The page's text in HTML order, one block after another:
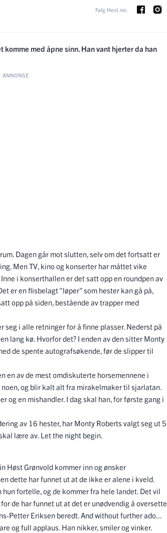
Følg Hest.no:
med åpne sinn. Han vant hjerter da han
Dagen går mot slutten, selv om det fortsatt er
Men TV, kino og konserter har måttet vike
i konserthallen er det satt opp en roundpen av
er en flisbelagt ”løper” som hester kan gå på,
opp på siden, bestående av trapper med
seg i alle retninger for å finne plasser. Nederst på
lang kø. Hvorfor det? I enden av den sitter Monty
de spente autografsøkende, før de slipper til
en av de mest omdiskuterte horsemennene i
og blir kalt alt fra mirakelmaker til sjarlatan.
og en mishandler. I dag skal han, for første gang i
av 16 hester, har Monty Roberts valgt seg ut 5
lære av. Let the night begin.
Høst Grønvold kommer inn og ønsker
dette har funnet ut at de ikke er alene i kveld.
fortelle, og de kommer fra hele landet. Det vil
de har funnet ut at det er unødvendig å oversette
Petter Eriksen beredt. And without further ado...
og full applaus. Han nikker, smiler og vinker.